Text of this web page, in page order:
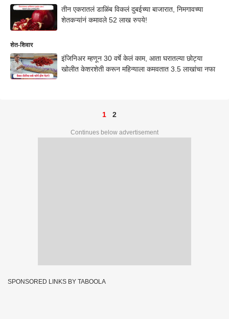
तीन एकरातलं डाळिंब विकलं दुबईच्या बाजारात, निमगावच्या
शेतकऱ्यांनं कमावले 52 लाख रुपये!
शेत-शिवार
इंजिनिअर म्हणून 30 वर्षे केलं काम, आता घरातल्या छोट्या
खोलीत केशरशेती करून महिन्याला कमवतात 3.5 लाखांचा नफा
1 2
Continues below advertisement
SPONSORED LINKS BY TABOOLA